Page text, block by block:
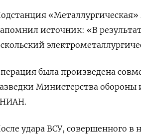
источник: «В
была произведена
Министерства
удара ВСУ, совершенного в